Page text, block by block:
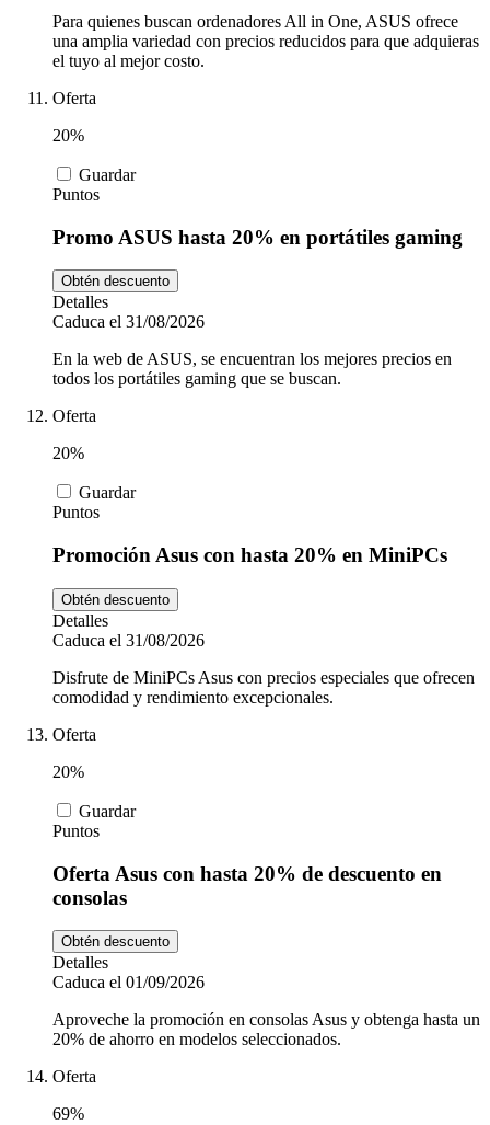
Para quienes buscan ordenadores All in One, ASUS ofrece
una amplia variedad con precios reducidos para que adquieras
el tuyo al mejor costo.
Oferta
20%
Guardar
Puntos
Promo ASUS hasta 20% en portátiles gaming
Obtén descuento
Detalles
Caduca el 31/08/2026
En la web de ASUS, se encuentran los mejores precios en
todos los portátiles gaming que se buscan.
Oferta
20%
Guardar
Puntos
Promoción Asus con hasta 20% en MiniPCs
Obtén descuento
Detalles
Caduca el 31/08/2026
Disfrute de MiniPCs Asus con precios especiales que ofrecen
comodidad y rendimiento excepcionales.
Oferta
20%
Guardar
Puntos
Oferta Asus con hasta 20% de descuento en
consolas
Obtén descuento
Detalles
Caduca el 01/09/2026
Aproveche la promoción en consolas Asus y obtenga hasta un
20% de ahorro en modelos seleccionados.
Oferta
69%